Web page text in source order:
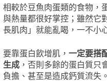
相較於豆魚肉蛋類的食物，
與熱量都很好掌控；雖然它
長肌肉」就能亂喝，一不
要靠蛋白飲增肌， 一定要搭
生成 ，否則多餘的蛋白質
負擔、甚至是造成鈣質流失。